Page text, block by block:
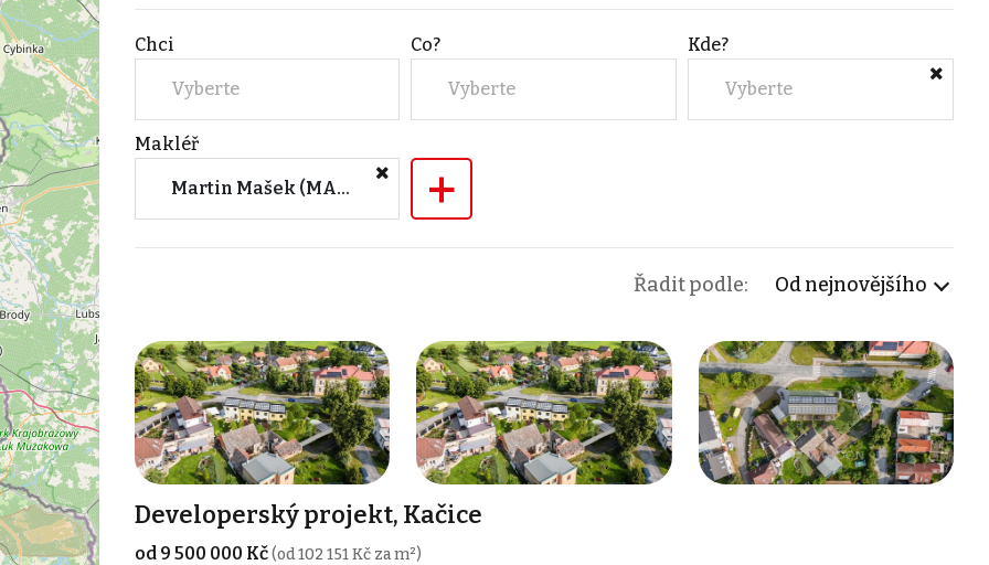
Chci
Vyberte
Co?
Vyberte
Kde?
Vyberte
Makléř
Martin Mašek (MAHOON success s.r.o.) +
Řadit podle: Od nejnovějšího
Developerský projekt, Kačice
od 9 500 000 Kč(od 102 151 Kč za m²)